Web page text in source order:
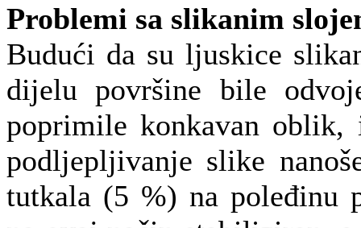
Problemi sa slikanim
Budući da su ljuskice
dijelu površine bile
poprimile konkavan oblik,
podljepljivanje slike
tutkala (5 %) na poleđinu